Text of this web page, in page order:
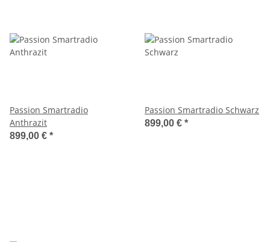
Passion Smartradio
Anthrazit
899,00 € *
Passion Smartradio Schwarz
899,00 € *